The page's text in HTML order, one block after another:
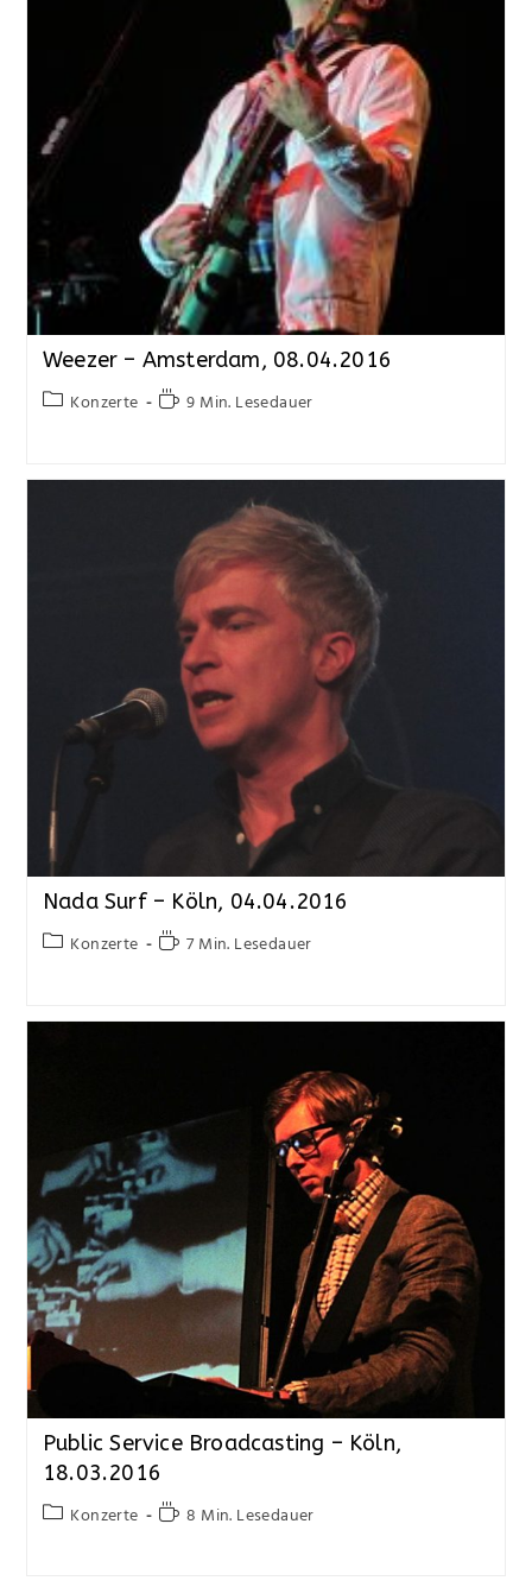
Weezer – Amsterdam, 08.04.2016
Konzerte 9 Min. Lesedauer
Nada Surf – Köln, 04.04.2016
Konzerte 7 Min. Lesedauer
Public Service Broadcasting – Köln,
18.03.2016
Konzerte 8 Min. Lesedauer